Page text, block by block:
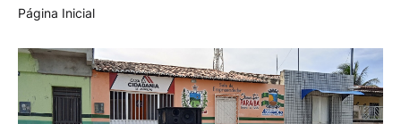
Página Inicial